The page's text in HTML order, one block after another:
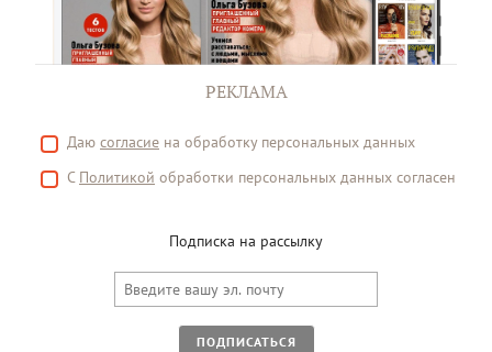
РЕКЛАМА
Даю согласие на обработку персональных данных
С Политикой обработки персональных данных согласен
Подписка на рассылку
ПОДПИСАТЬСЯ